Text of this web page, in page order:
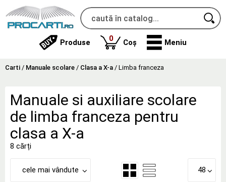
Produse 0produse
Coș Meniu
Carti / Manuale scolare / Clasa a X-a / Limba franceza
Manuale si auxiliare scolare
de limba franceza pentru
clasa a X-a
8 cărți
cele mai vândute 48